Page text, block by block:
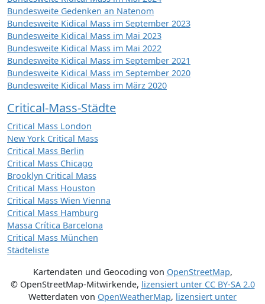
Bundesweite Gedenken an Natenom
Bundesweite Kidical Mass im September 2023
Bundesweite Kidical Mass im Mai 2023
Bundesweite Kidical Mass im Mai 2022
Bundesweite Kidical Mass im September 2021
Bundesweite Kidical Mass im September 2020
Bundesweite Kidical Mass im März 2020
Critical-Mass-Städte
Critical Mass London
New York Critical Mass
Critical Mass Berlin
Critical Mass Chicago
Brooklyn Critical Mass
Critical Mass Houston
Critical Mass Wien Vienna
Critical Mass Hamburg
Massa Crítica Barcelona
Critical Mass München
Städteliste
Kartendaten und Geocoding von OpenStreetMap,
© OpenStreetMap-Mitwirkende, lizensiert unter CC BY-SA 2.0
Wetterdaten von OpenWeatherMap, lizensiert unter